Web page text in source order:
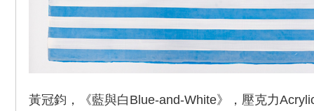
黃冠鈞，《藍與白Blue-and-White》，壓克力